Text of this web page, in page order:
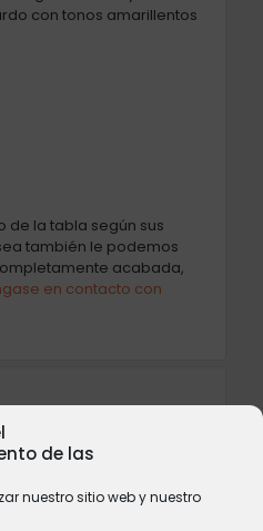
de las
nuestro sitio web y nuestro
con tonos amarillentos
de la tabla según sus
también le podemos
acabada,
en contacto con